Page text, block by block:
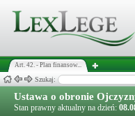
Art. 42. - Plan finansow...
Szukaj:
Ustawa o obronie
Stan prawny aktualny na dzień: